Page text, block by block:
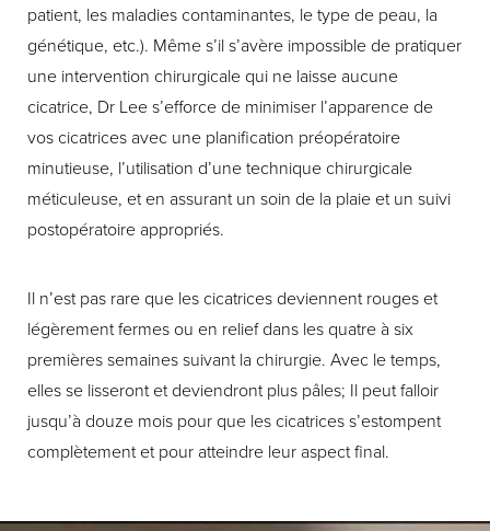
patient, les maladies contaminantes, le type de peau, la
génétique, etc.). Même s’il s’avère impossible de pratiquer
une intervention chirurgicale qui ne laisse aucune
cicatrice, Dr Lee s’efforce de minimiser l’apparence de
vos cicatrices avec une planification préopératoire
minutieuse, l’utilisation d’une technique chirurgicale
méticuleuse, et en assurant un soin de la plaie et un suivi
postopératoire appropriés.
Il n’est pas rare que les cicatrices deviennent rouges et
légèrement fermes ou en relief dans les quatre à six
premières semaines suivant la chirurgie. Avec le temps,
elles se lisseront et deviendront plus pâles; Il peut falloir
jusqu’à douze mois pour que les cicatrices s’estompent
complètement et pour atteindre leur aspect final.